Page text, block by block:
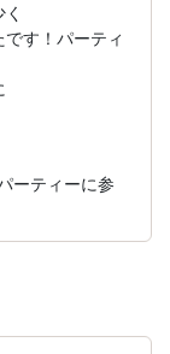
す！パーティ
ーティーに参